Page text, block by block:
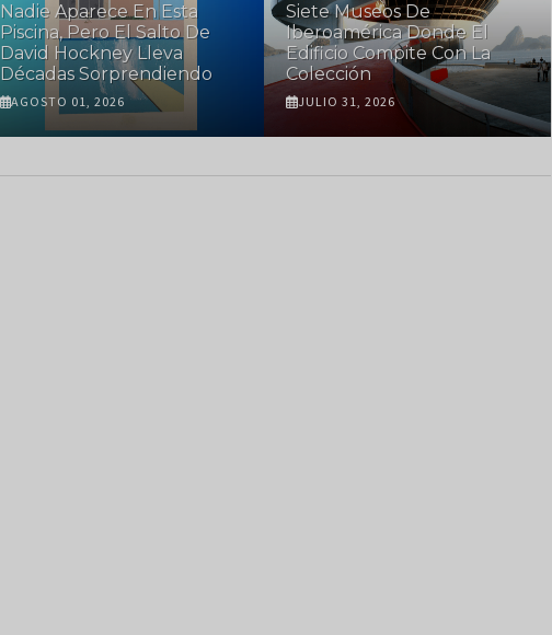
Nadie Aparece En Esta
Piscina, Pero El Salto De
David Hockney Lleva
Décadas Sorprendiendo
AGOSTO 01, 2026
Siete Museos De
Iberoamérica Donde El
Edificio Compite Con La
Colección
JULIO 31, 2026